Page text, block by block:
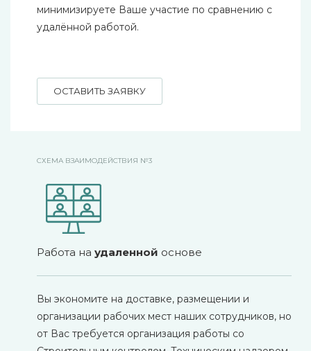
минимизируете Ваше участие по сравнению с
удалённой работой.
ОСТАВИТЬ ЗАЯВКУ
СХЕМА ВЗАИМОДЕЙСТВИЯ №3
Работа на удаленной основе
Вы экономите на доставке, размещении и
организации рабочих мест наших сотрудников, но
от Вас требуется организация работы со